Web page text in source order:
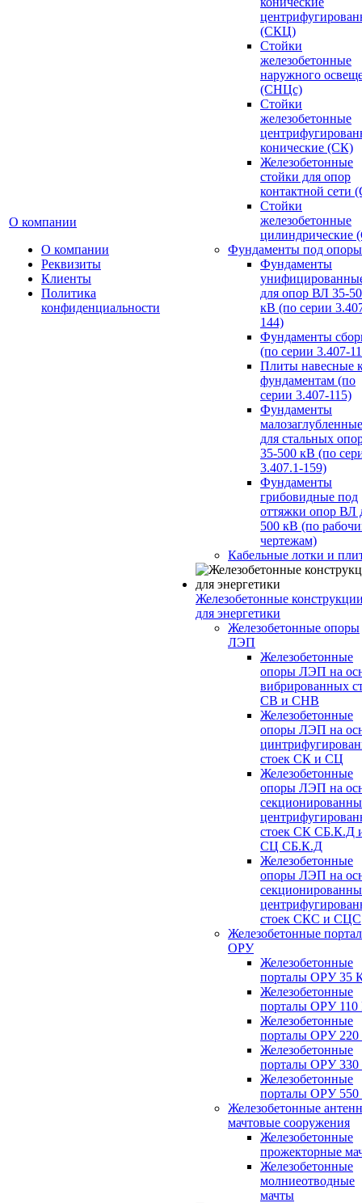
О компании
О компании
Реквизиты
Клиенты
Политика
конфиденциальности
(СКЦ)
Стойки
железобетонные
наружного
(СНЦс)
Стойки
железобетонные
конические (СК)
Железобетонные
стойки для опор
контактной сети
Стойки
железобетонные
цилиндрические
Фундаменты под опоры
Фундаменты
для опор ВЛ 35-
кВ (по серии
144)
Фундаменты
(по серии 3.407-
Плиты навесные
фундаментам (по
серии 3.407-115)
Фундаменты
малозаглубленные
для стальных
35-500 кВ (по
3.407.1-159)
Фундаменты
грибовидные под
оттяжки опор ВЛ
500 кВ (по
чертежам)
Кабельные лотки и
Железобетонные
для энергетики
Железобетонные опоры
ЛЭП
Железобетонные
опоры ЛЭП на
вибрированных
СВ и СНВ
Железобетонные
опоры ЛЭП на
стоек СК и СЦ
Железобетонные
опоры ЛЭП на
стоек СК СБ.К.Д
СЦ СБ.К.Д
Железобетонные
опоры ЛЭП на
стоек СКС и СЦС
Железобетонные
ОРУ
Железобетонные
порталы ОРУ 35
Железобетонные
порталы ОРУ
Железобетонные
порталы ОРУ
Железобетонные
порталы ОРУ
Железобетонные
порталы ОРУ
Железобетонные
мачтовые сооружения
Железобетонные
прожекторные
Железобетонные
молниеотводные
мачты